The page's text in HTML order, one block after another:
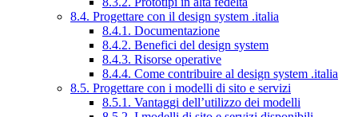
8.4. Progettare con il design system .italia
8.4.1. Documentazione
8.4.2. Benefici del design system
8.4.3. Risorse operative
8.4.4. Come contribuire al design system .italia
8.5. Progettare con i modelli di sito e servizi
8.5.1. Vantaggi dell’utilizzo dei modelli